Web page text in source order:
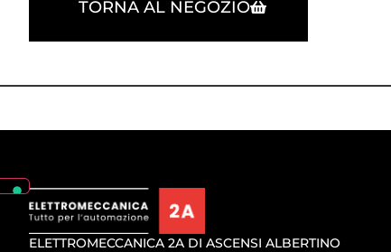
TORNA AL NEGOZIO
ELETTROMECCANICA 2A DI ASCENSI ALBERTINO